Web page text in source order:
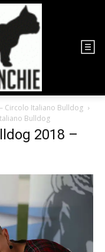
Circolo Italiano Bulldog
Bulldog
2018 –